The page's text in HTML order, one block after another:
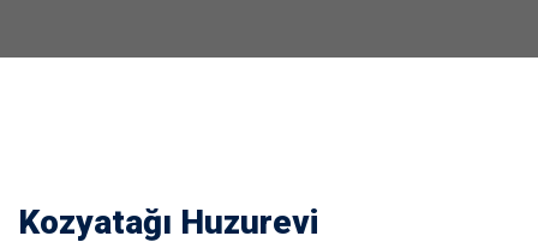
Kozyatağı Huzurevi